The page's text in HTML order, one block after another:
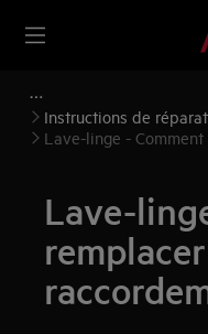
Instructions de
séchants
Lave-linge -
Lave-